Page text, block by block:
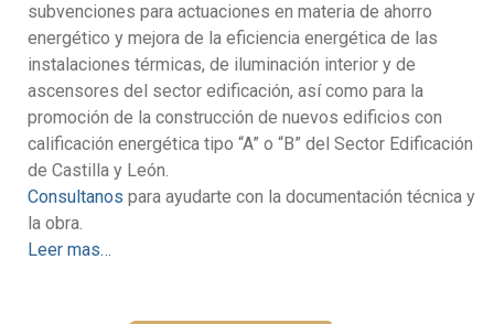
subvenciones para actuaciones en materia de ahorro
energético y mejora de la eficiencia energética de las
instalaciones térmicas, de iluminación interior y de
ascensores del sector edificación, así como para la
promoción de la construcción de nuevos edificios con
calificación energética tipo “A” o “B” del Sector Edificación
de Castilla y León.
Consultanos para ayudarte con la documentación técnica y
la obra.
Leer mas…